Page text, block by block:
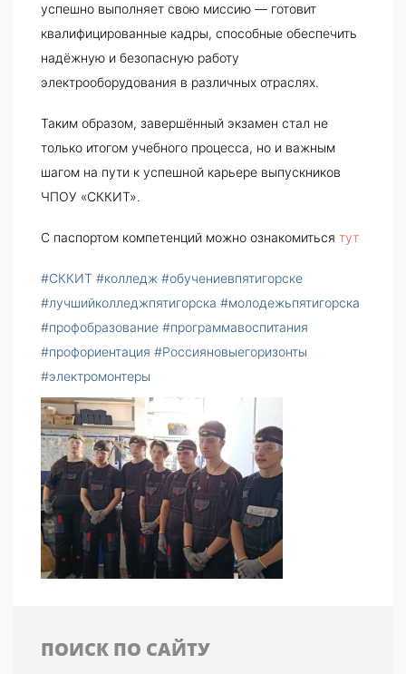
успешно выполняет свою миссию — готовит
квалифицированные кадры, способные обеспечить
надёжную и безопасную работу
электрооборудования в различных отраслях.
Таким образом, завершённый экзамен стал не
только итогом учебного процесса, но и важным
шагом на пути к успешной карьере выпускников
ЧПОУ «СККИТ».
С паспортом компетенций можно ознакомиться тут
#СККИТ #колледж #обучениевпятигорске
#лучшийколледжпятигорска #молодежьпятигорска
#профобразование #программавоспитания
#профориентация #Россияновыегоризонты
#электромонтеры
ПОИСК ПО САЙТУ